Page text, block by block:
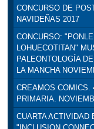
CONCURSO DE
NAVIDEÑAS 2017
CONCURSO:
LOHUECOTITAN"
PALEONTOLOGÍA
LA MANCHA
CREAMOS COMICS.
PRIMARIA.
CUARTA ACTIVIDAD